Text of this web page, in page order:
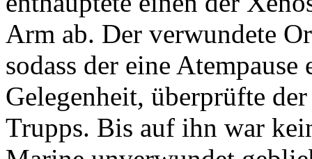
Arm ab. Der verwundete
sodass der eine
Gelegenheit, überprüfte
Trupps. Bis auf ihn war